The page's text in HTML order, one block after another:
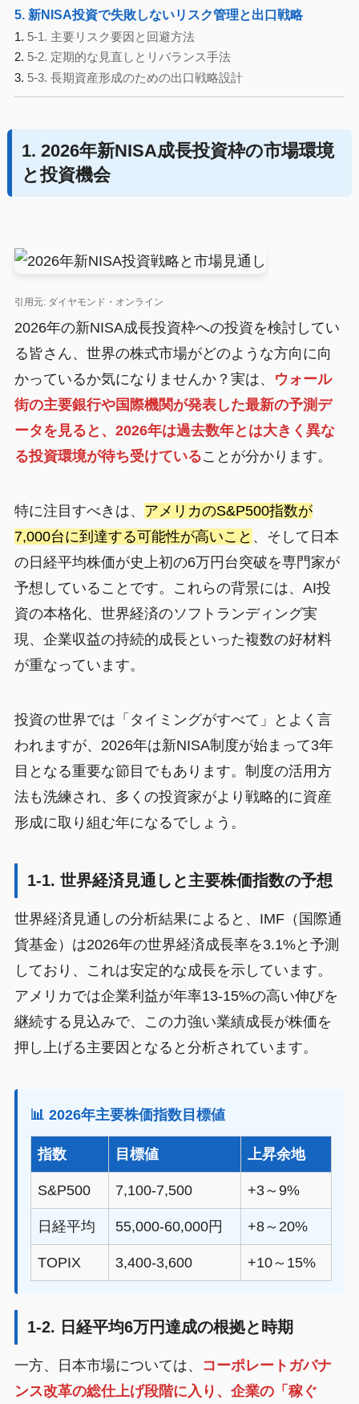
5. 新NISA投資で失敗しないリスク管理と出口戦略
5-1. 主要リスク要因と回避方法
5-2. 定期的な見直しとリバランス手法
5-3. 長期資産形成のための出口戦略設計
1. 2026年新NISA成長投資枠の市場環境
と投資機会
引用元: ダイヤモンド・オンライン
2026年の新NISA成長投資枠への投資を検討してい
る皆さん、世界の株式市場がどのような方向に向
かっているか気になりませんか？実は、
ウォール
街の主要銀行や国際機関が発表した最新の予測デ
ータを見ると、2026年は過去数年とは大きく異な
る投資環境が待ち受けていることが分かります。
特に注目すべきは、 アメリカのS&P500指数が
7,000台に到達する可能性が高いこと 、そして日本
の日経平均株価が史上初の6万円台突破を専門家が
予想していることです。これらの背景には、AI投
資の本格化、世界経済のソフトランディング実
現、企業収益の持続的成長といった複数の好材料
が重なっています。
投資の世界では「タイミングがすべて」とよく言
われますが、2026年は新NISA制度が始まって3年
目となる重要な節目でもあります。制度の活用方
法も洗練され、多くの投資家がより戦略的に資産
形成に取り組む年になるでしょう。
1-1. 世界経済見通しと主要株価指数の予想
世界経済見通しの分析結果によると、IMF（国際通
貨基金）は2026年の世界経済成長率を3.1%と予測
しており、これは安定的な成長を示しています。
アメリカでは企業利益が年率13-15%の高い伸びを
継続する見込みで、この力強い業績成長が株価を
押し上げる主要因となると分析されています。
📊 2026年主要株価指数目標値
指数 目標値 上昇余地
S&P500 7,100-7,500 +3～9%
日経平均 55,000-60,000円 +8～20%
TOPIX 3,400-3,600 +10～15%
1-2. 日経平均6万円達成の根拠と時期
一方、日本市場については、
コーポレートガバナ
ンス改革の総仕上げ段階に入り、企業の「稼ぐ